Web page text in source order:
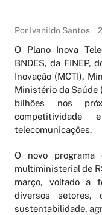
Por Ivanildo Santos
O Plano Inova
BNDES, da FINEP,
Inovação (MCTI),
Ministério da Saúde
bilhões nos
telecomunicações.
O novo programa
multiministerial de
março, voltado a
diversos setores,
sustentabilidade,